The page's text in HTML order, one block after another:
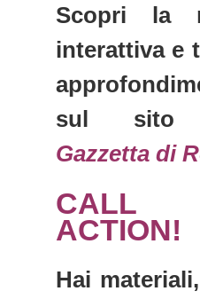
Scopri la
interattiva e
sul sito
Gazzetta di
CALL
ACTION!
Hai